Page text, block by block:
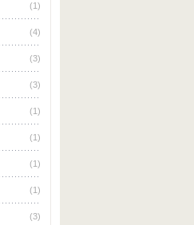
(1)
(4)
(3)
(3)
(1)
(1)
(1)
(1)
(3)